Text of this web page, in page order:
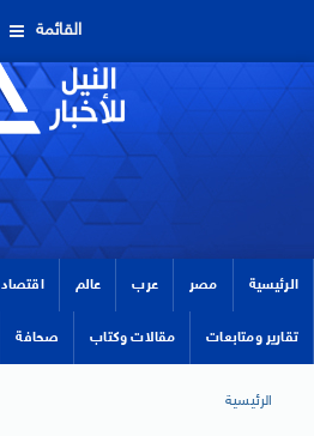
القائمة
الرئيسية مصر عرب عالم اقتصاد
تقارير ومتابعات مقالات وكتاب صحافة
الرئيسية